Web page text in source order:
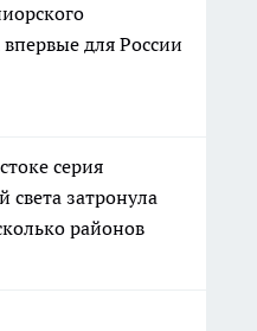
для России
серия
света затронула
районов